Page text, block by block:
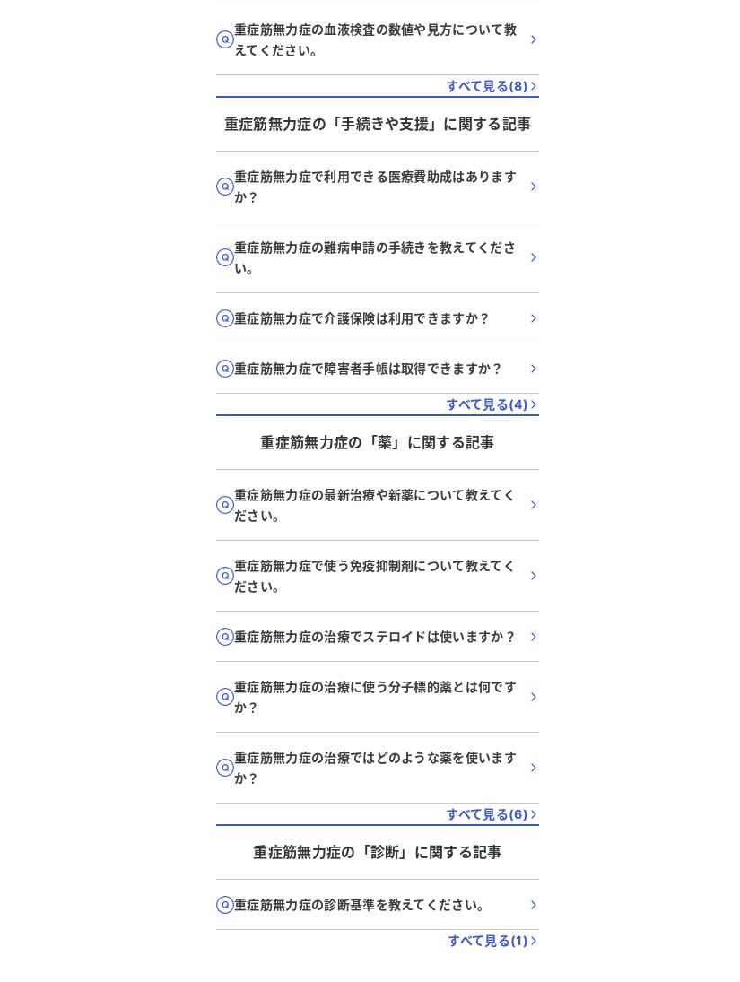
重症筋無力症の血液検査の数値や見方について教
えてください。
すべて見る(8)
重症筋無力症の「手続きや支援」に関する記事
重症筋無力症で利用できる医療費助成はあります
か？
重症筋無力症の難病申請の手続きを教えてくださ
い。
重症筋無力症で介護保険は利用できますか？
重症筋無力症で障害者手帳は取得できますか？
すべて見る(4)
重症筋無力症の「薬」に関する記事
重症筋無力症の最新治療や新薬について教えてく
ださい。
重症筋無力症で使う免疫抑制剤について教えてく
ださい。
重症筋無力症の治療でステロイドは使いますか？
重症筋無力症の治療に使う分子標的薬とは何です
か？
重症筋無力症の治療ではどのような薬を使います
か？
すべて見る(6)
重症筋無力症の「診断」に関する記事
重症筋無力症の診断基準を教えてください。
すべて見る(1)